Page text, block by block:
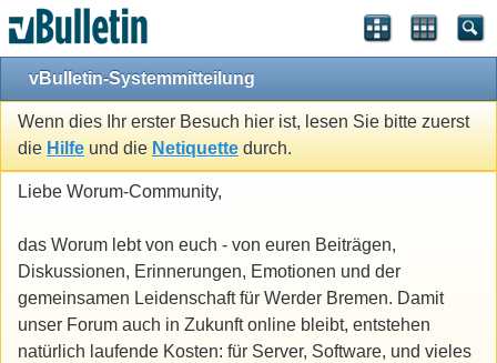
vBulletin-Systemmitteilung
Wenn dies Ihr erster Besuch hier ist, lesen Sie bitte zuerst
die Hilfe und die Netiquette durch.
Liebe Worum-Community,
das Worum lebt von euch - von euren Beiträgen,
Diskussionen, Erinnerungen, Emotionen und der
gemeinsamen Leidenschaft für Werder Bremen. Damit
unser Forum auch in Zukunft online bleibt, entstehen
natürlich laufende Kosten: für Server, Software, und vieles